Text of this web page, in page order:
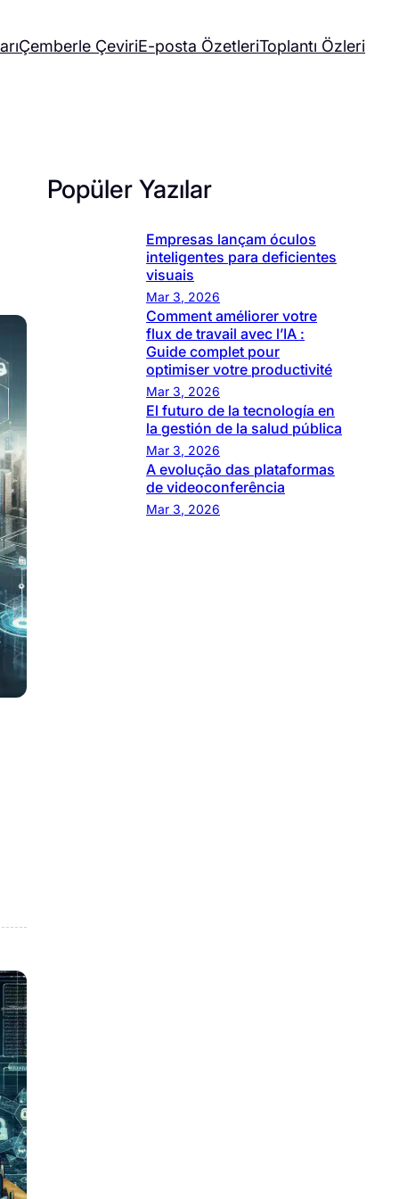
Çemberle ÇeviriE-posta ÖzetleriToplantı Özleri
Popüler Yazılar
Empresas lançam óculos
inteligentes para deficientes
visuais
Mar 3, 2026
Comment améliorer votre
flux de travail avec l’IA :
Guide complet pour
optimiser votre productivité
Mar 3, 2026
El futuro de la tecnología en
la gestión de la salud pública
Mar 3, 2026
A evolução das plataformas
de videoconferência
Mar 3, 2026